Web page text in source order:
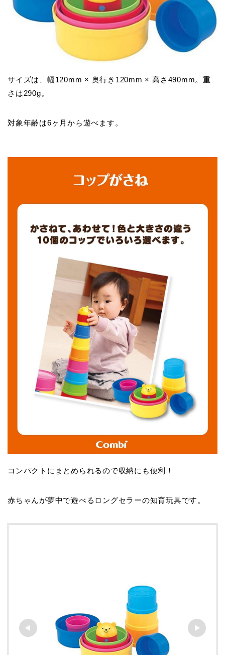
サイズは、幅120mm × 奥行き120mm × 高さ490mm。重
さは290g。
対象年齢は6ヶ月から遊べます。
コンパクトにまとめられるので収納にも便利！
赤ちゃんが夢中で遊べるロングセラーの知育玩具です。